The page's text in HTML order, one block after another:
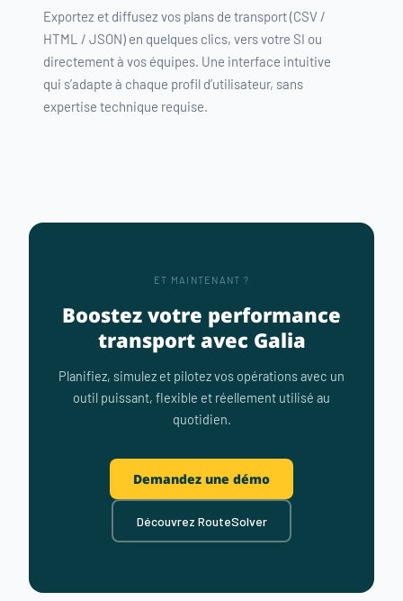
Exportez et diffusez vos plans de transport (CSV /
HTML / JSON) en quelques clics, vers votre SI ou
directement à vos équipes. Une interface intuitive
qui s’adapte à chaque profil d’utilisateur, sans
expertise technique requise.
ET MAINTENANT ?
Boostez votre performance
transport avec Galia
Planifiez, simulez et pilotez vos opérations avec un
outil puissant, flexible et réellement utilisé au
quotidien.
Demandez une démo
Découvrez RouteSolver